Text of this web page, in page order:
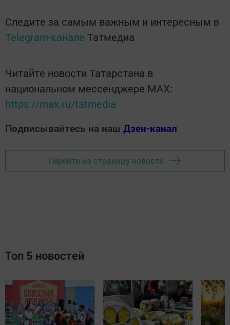
Следите за самым важным и интересным в
Telegram-канале Татмедиа
Читайте новости Татарстана в
национальном мессенджере MАХ:
https://max.ru/tatmedia
Подписывайтесь на наш Дзен-канал
Перейти на страницу новости
Топ 5 новостей